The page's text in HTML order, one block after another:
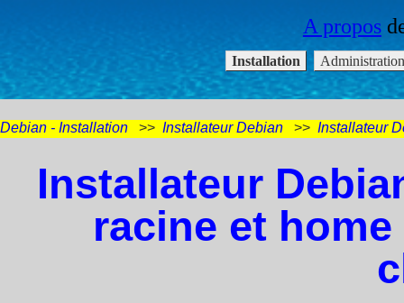
Debian - Installation >> Installateur Debian >> Installateur
Installateur
racine et